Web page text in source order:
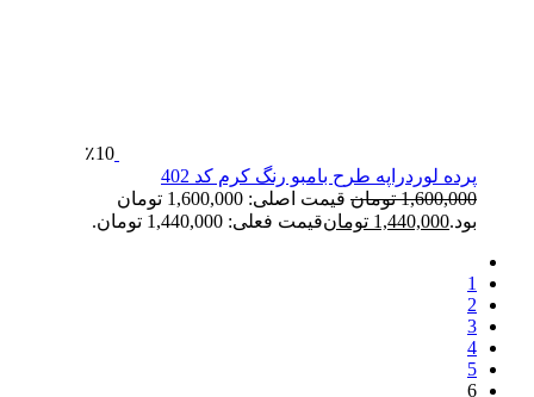
٪10
پرده لوردراپه طرح بامبو رنگ کرم کد 402
1,600,000 تومان
قیمت اصلی: 1,600,000 تومان
بود.1,440,000 تومانقیمت فعلی: 1,440,000 تومان.